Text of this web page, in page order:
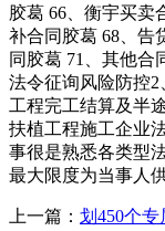
胶葛 66、衡宇买卖
补合同胶葛 68、告
同胶葛 71、其他合
法令征询风险防控
工程完工结算及半
扶植工程施工企业
事很是熟悉各类型
最大限度为当事人
上一篇： 划450个